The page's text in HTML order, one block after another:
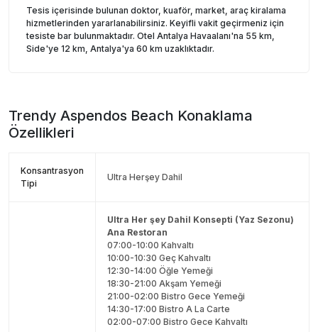
Tesis içerisinde bulunan doktor, kuaför, market, araç kiralama
hizmetlerinden yararlanabilirsiniz. Keyifli vakit geçirmeniz için
tesiste bar bulunmaktadır. Otel Antalya Havaalanı'na 55 km,
Side'ye 12 km, Antalya'ya 60 km uzaklıktadır.
Trendy Aspendos Beach Konaklama
Özellikleri
Konsantrasyon
Tipi
Ultra Herşey Dahil
Ultra Her şey Dahil Konsepti (Yaz Sezonu)
Ana Restoran
07:00-10:00 Kahvaltı
10:00-10:30 Geç Kahvaltı
12:30-14:00 Öğle Yemeği
18:30-21:00 Akşam Yemeği
21:00-02:00 Bistro Gece Yemeği
14:30-17:00 Bistro A La Carte
02:00-07:00 Bistro Gece Kahvaltı